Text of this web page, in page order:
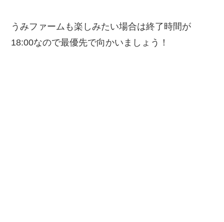
うみファームも楽しみたい場合は終了時間が
18:00なので最優先で向かいましょう！